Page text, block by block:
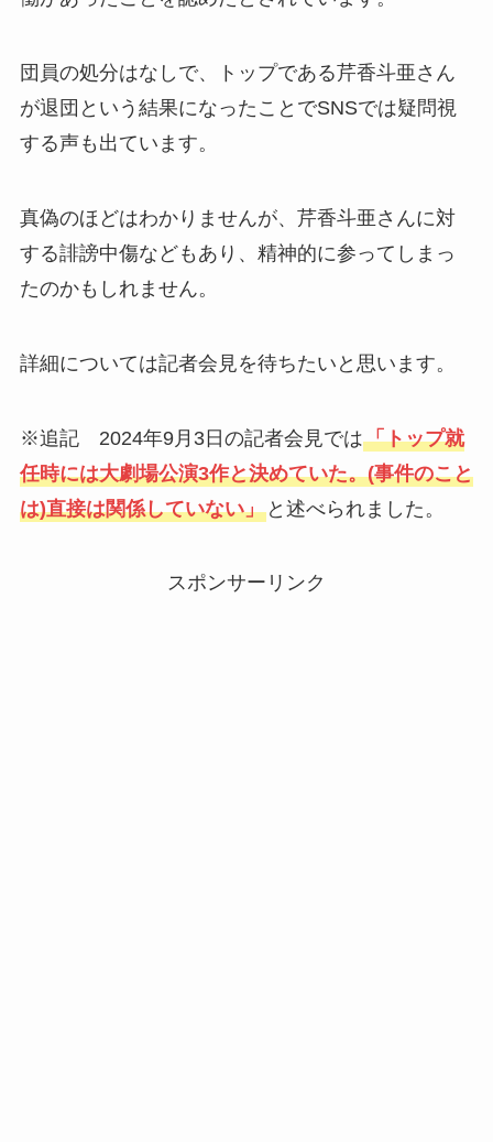
団員の処分はなしで、トップである芹香斗亜さん
が退団という結果になったことでSNSでは疑問視
する声も出ています。
真偽のほどはわかりませんが、芹香斗亜さんに対
する誹謗中傷などもあり、精神的に参ってしまっ
たのかもしれません。
詳細については記者会見を待ちたいと思います。
※追記 2024年9月3日の記者会見では「トップ就
任時には大劇場公演3作と決めていた。(事件のこと
は)直接は関係していない」と述べられました。
スポンサーリンク